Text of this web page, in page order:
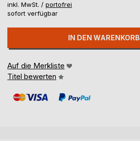
inkl. MwSt. / portofrei
sofort verfügbar
IN DEN WARENKORB
Auf die Merkliste
Titel bewerten